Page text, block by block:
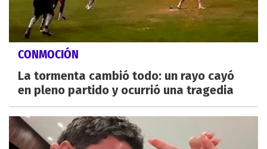
CONMOCIÓN
La tormenta cambió todo: un rayo cayó
en pleno partido y ocurrió una tragedia